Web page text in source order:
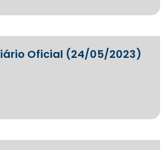
Oficial (24/05/2023)